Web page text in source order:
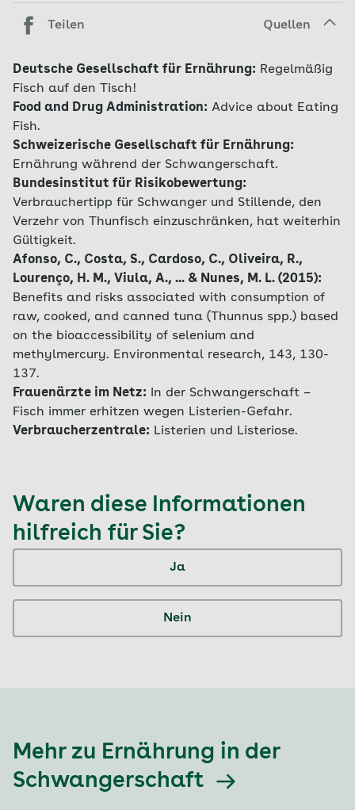
Teilen Quellen
Deutsche Gesellschaft für Ernährung: Regelmäßig
Fisch auf den Tisch!
Food and Drug Administration: Advice about Eating
Fish.
Schweizerische Gesellschaft für Ernährung:
Ernährung während der Schwangerschaft.
Bundesinstitut für Risikobewertung:
Verbrauchertipp für Schwanger und Stillende, den
Verzehr von Thunfisch einzuschränken, hat weiterhin
Gültigkeit.
Afonso, C., Costa, S., Cardoso, C., Oliveira, R.,
Lourenço, H. M., Viula, A., ... & Nunes, M. L. (2015):
Benefits and risks associated with consumption of
raw, cooked, and canned tuna (Thunnus spp.) based
on the bioaccessibility of selenium and
methylmercury. Environmental research, 143, 130-
137.
Frauenärzte im Netz:
In der Schwangerschaft –
Fisch immer erhitzen wegen Listerien-Gefahr.
Verbraucherzentrale: Listerien und Listeriose.
Waren diese Informationen
hilfreich für Sie?
Ja
Nein
Mehr zu Ernährung in der
Schwangerschaft